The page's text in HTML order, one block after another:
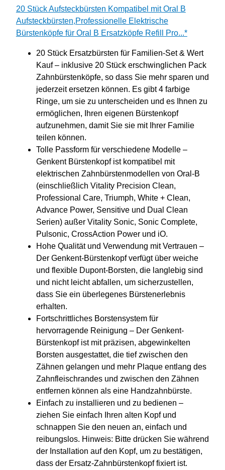
20 Stück Aufsteckbürsten Kompatibel mit Oral B
Aufsteckbürsten,Professionelle Elektrische
Bürstenköpfe für Oral B Ersatzköpfe Refill Pro...*
20 Stück Ersatzbürsten für Familien-Set & Wert
Kauf – inklusive 20 Stück erschwinglichen Pack
Zahnbürstenköpfe, so dass Sie mehr sparen und
jederzeit ersetzen können. Es gibt 4 farbige
Ringe, um sie zu unterscheiden und es Ihnen zu
ermöglichen, Ihren eigenen Bürstenkopf
aufzunehmen, damit Sie sie mit Ihrer Familie
teilen können.
Tolle Passform für verschiedene Modelle –
Genkent Bürstenkopf ist kompatibel mit
elektrischen Zahnbürstenmodellen von Oral-B
(einschließlich Vitality Precision Clean,
Professional Care, Triumph, White + Clean,
Advance Power, Sensitive und Dual Clean
Serien) außer Vitality Sonic, Sonic Complete,
Pulsonic, CrossAction Power und iO.
Hohe Qualität und Verwendung mit Vertrauen –
Der Genkent-Bürstenkopf verfügt über weiche
und flexible Dupont-Borsten, die langlebig sind
und nicht leicht abfallen, um sicherzustellen,
dass Sie ein überlegenes Bürstenerlebnis
erhalten.
Fortschrittliches Borstensystem für
hervorragende Reinigung – Der Genkent-
Bürstenkopf ist mit präzisen, abgewinkelten
Borsten ausgestattet, die tief zwischen den
Zähnen gelangen und mehr Plaque entlang des
Zahnfleischrandes und zwischen den Zähnen
entfernen können als eine Handzahnbürste.
Einfach zu installieren und zu bedienen –
ziehen Sie einfach Ihren alten Kopf und
schnappen Sie den neuen an, einfach und
reibungslos. Hinweis: Bitte drücken Sie während
der Installation auf den Kopf, um zu bestätigen,
dass der Ersatz-Zahnbürstenkopf fixiert ist.